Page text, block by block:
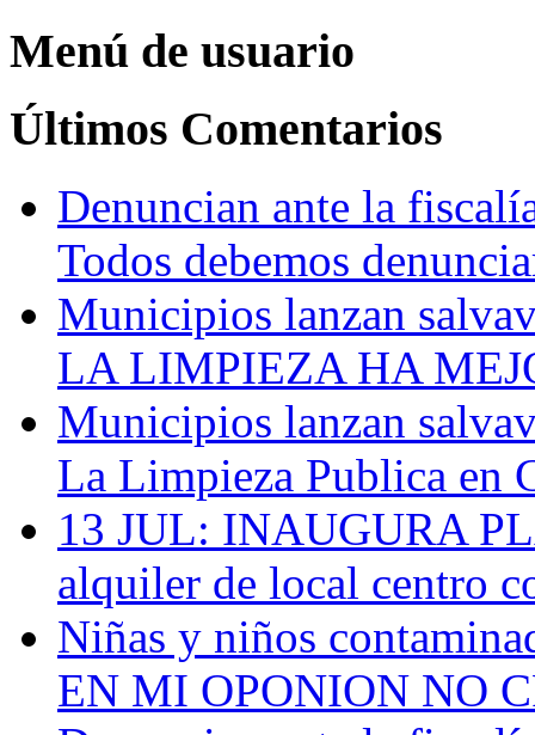
Menú de usuario
Últimos Comentarios
Denuncian ante la
Todos debemos
Municipios lanzan
LA LIMPIEZA HA
Municipios lanzan
La Limpieza Publica en
13 JUL: INAUGURA
alquiler de local centro
Niñas y niños
EN MI OPONION NO